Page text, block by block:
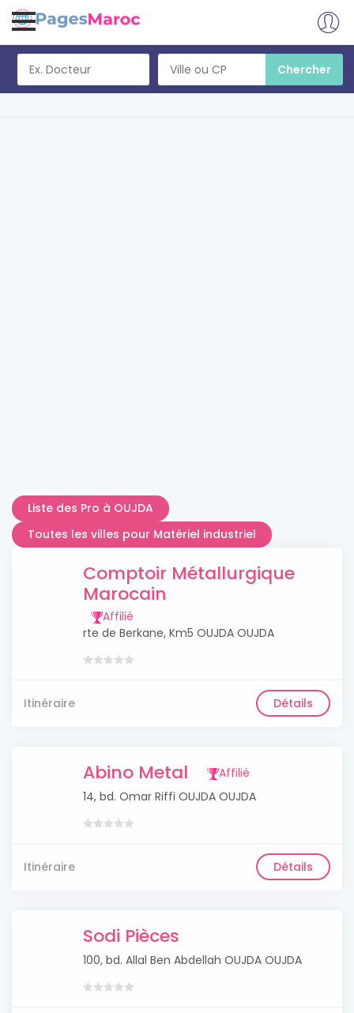
Liste des Pro à OUJDA
Toutes les villes pour Matériel industriel
Comptoir Métallurgique
Marocain
Affilié
rte de Berkane, Km5 OUJDA OUJDA
Itinéraire Détails
Abino Metal
Affilié
14, bd. Omar Riffi OUJDA OUJDA
Itinéraire Détails
Sodi Pièces
100, bd. Allal Ben Abdellah OUJDA OUJDA